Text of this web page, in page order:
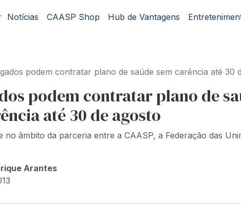
Notícias CAASP Shop Hub de Vantagens
podem contratar plano de saúde sem carência até 30
podem contratar plano de
até 30 de agosto
no âmbito da parceria entre a CAASP, a Federação das
Arantes